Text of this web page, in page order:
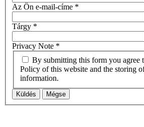
Az Ön e-mail-címe *
Tárgy *
Privacy Note *
Policy of this website and the storing
information.
Küldés Mégse